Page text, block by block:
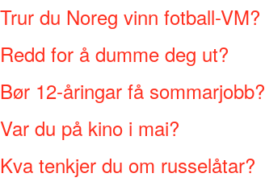
Trur du Noreg vinn fotball-VM?
Redd for å dumme deg ut?
Bør 12-åringar få sommarjobb?
Var du på kino i mai?
Kva tenkjer du om russelåtar?